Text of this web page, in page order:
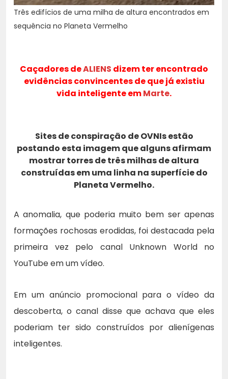
Três edifícios de uma milha de altura encontrados em
sequência no Planeta Vermelho
Caçadores deALIENS dizem ter encontrado
evidências convincentes de que já existiu
vida inteligente emMarte.
Sites de conspiração de OVNIs estão
postando esta imagem que alguns afirmam
mostrar torres de três milhas de altura
construídas em uma linha na superfície do
Planeta Vermelho.
A anomalia, que poderia muito bem ser apenas
formações rochosas erodidas, foi destacada pela
primeira vez pelo canal Unknown World no
YouTube em um vídeo.
Em um anúncio promocional para o vídeo da
descoberta, o canal disse que achava que eles
poderiam ter sido construídos por alienígenas
inteligentes.